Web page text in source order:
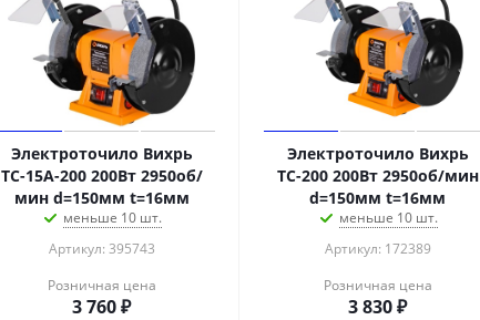
Электроточило Вихрь
ТС-15А-200 200Вт 2950об/
мин d=150мм t=16мм
меньше 10 шт.
Артикул: 395743
Розничная цена
3 760₽
Электроточило Вихрь
ТС-200 200Вт 2950об/мин
d=150мм t=16мм
меньше 10 шт.
Артикул: 172389
Розничная цена
3 830₽